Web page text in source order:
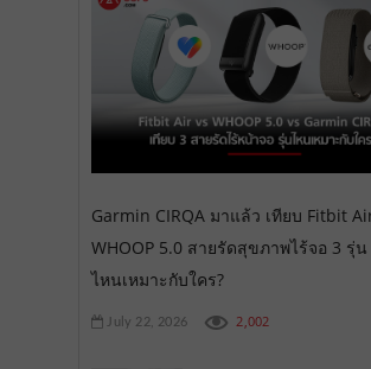
Garmin CIRQA มาแล้ว เทียบ Fitbit
WHOOP 5.0 สายรัดสุขภาพไร้จอ 3 รุ่
ไหนเหมาะกับใคร?
July 22, 2026 2,002